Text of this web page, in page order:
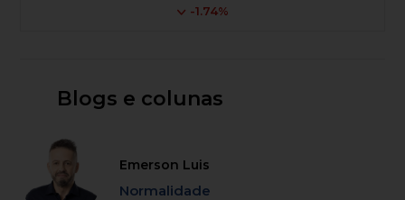
-1.74%
Blogs e colunas
Emerson Luis
Normalidade